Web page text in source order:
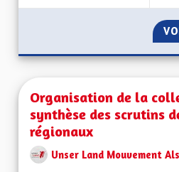
Organisation de la
synthèse des scrutins
régionaux
Unser Land Mouvement